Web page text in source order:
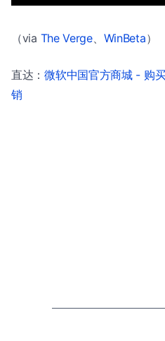
（via The Verge、 WinBeta）
直达：微软中国官方商城 - 购
销